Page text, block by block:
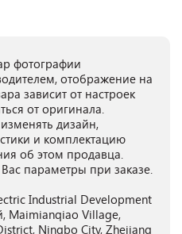
фотографии
отображение на
зависит от настроек
от оригинала.
дизайн,
и комплектацию
об этом продавца.
параметры при заказе.
Industrial Development
Maimianqiao Village,
Ningbo City, Zhejiang